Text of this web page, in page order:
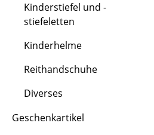
Kinderstiefel und -
stiefeletten
Kinderhelme
Reithandschuhe
Diverses
Geschenkartikel